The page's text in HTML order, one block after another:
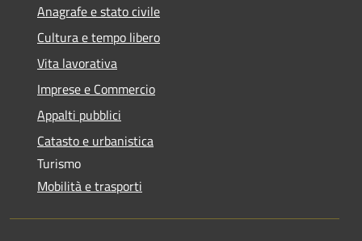
Anagrafe e stato civile
Cultura e tempo libero
Vita lavorativa
Imprese e Commercio
Appalti pubblici
Catasto e urbanistica
Turismo
Mobilità e trasporti